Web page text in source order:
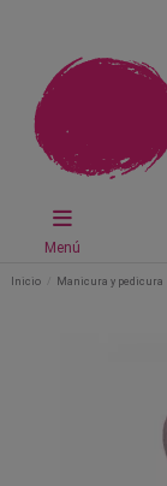
Menú
Inicio Manicura y pedicura